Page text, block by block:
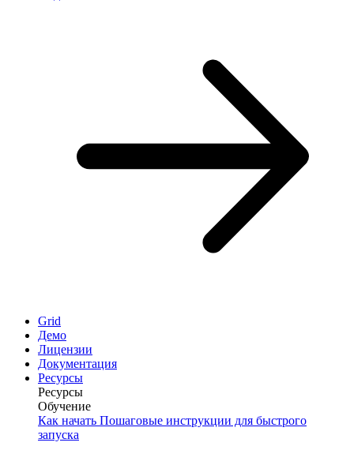
Grid
Демо
Лицензии
Документация
Ресурсы
Ресурсы
Обучение
Как начать Пошаговые инструкции для быстрого
запуска